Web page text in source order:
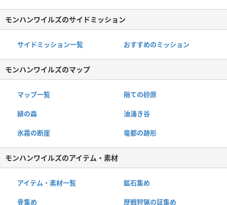
モンハンワイルズのサイドミッション
サイドミッション一覧 おすすめのミッション
モンハンワイルズのマップ
マップ一覧 隔ての砂原
緋の森 油涌き谷
氷霧の断崖 竜都の跡形
モンハンワイルズのアイテム・素材
アイテム・素材一覧 鉱石集め
骨集め 歴戦狩猟の証集め